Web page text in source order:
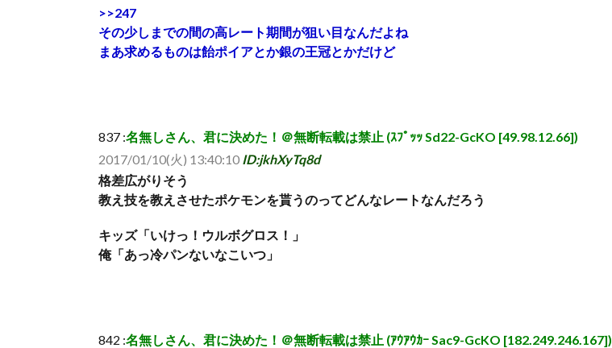
>>247
その少しまでの間の高レート期間が狙い目なんだよね
まあ求めるものは飴ポイアとか銀の王冠とかだけど
837 :名無しさん、君に決めた！＠無断転載は禁止 (ｽﾌﾟｯｯ Sd22-GcKO [49.98.12.66])
2017/01/10(火) 13:40:10 ID:jkhXyTq8d
格差広がりそう
教え技を教えさせたポケモンを貰うのってどんなレートなんだろう
キッズ「いけっ！ウルボグロス！」
俺「あっ冷パンないなこいつ」
842 :名無しさん、君に決めた！＠無断転載は禁止 (ｱｳｱｳｶｰ Sac9-GcKO [182.249.246.167])